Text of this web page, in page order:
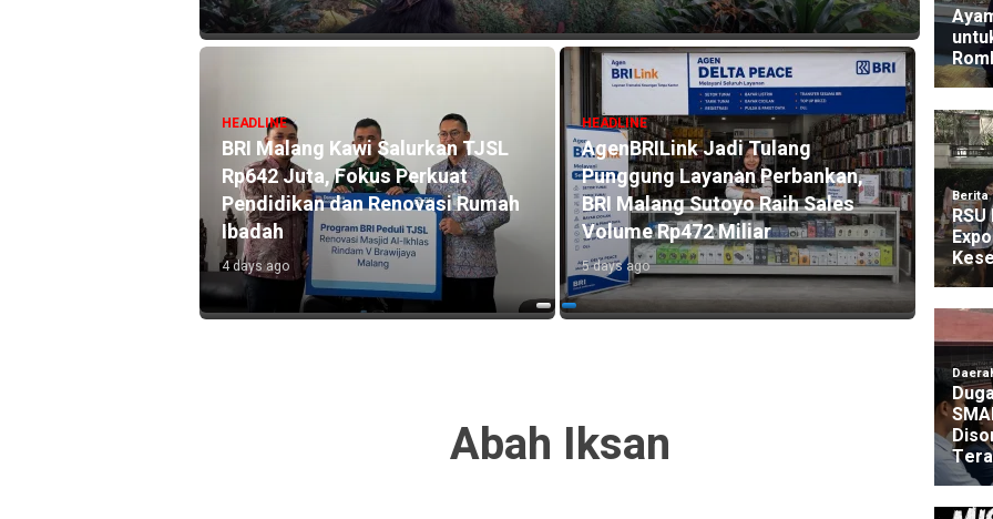
HEADLINE
BRI Malang Kawi Salurkan TJSL
Rp642 Juta, Fokus Perkuat
Pendidikan dan Renovasi Rumah
Ibadah
4 days ago
HEADLINE
AgenBRILink Jadi Tulang
Punggung Layanan Perbankan,
BRI Malang Sutoyo Raih Sales
Volume Rp472 Miliar
5 days ago
BRI
4 days
Abah Iksan